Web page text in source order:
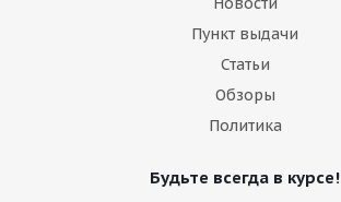
Пункт выдачи
Статьи
Обзоры
Политика
Будьте всегда в курсе!